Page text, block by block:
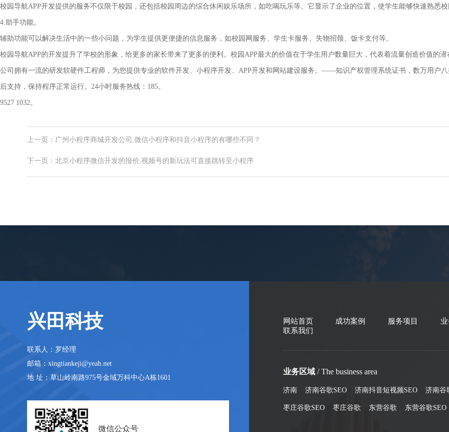
校园导航APP开发提供的服务不仅限于校园，还包括校园周边的综合休闲娱乐场所，如吃喝玩乐等。它显示了企业的位置，使学生能够快速熟悉
4.助手功能。
辅助功能可以解决生活中的一些小问题，为学生提供更便捷的信息服务，如校园网服务、学生卡服务、失物招领、饭卡支付等。
校园导航APP的开发提升了学校的形象，给更多的家长带来了更多的便利。校园APP最大的价值在于学生用户数量巨大，代表着流量创造价值的潜
公司拥有一流的研发软硬件工程师，为您提供专业的软件开发、小程序开发、APP开发和网站建设服务。——知识产权管理系统证书，数万用
后支持，保持程序正常运行。24小时服务热线：185。
9527 1032。
上一页：广州小程序商城开发公司,微信小程序和抖音小程序的有哪些不同？
下一页：北京小程序微信开发的报价,视频号的新玩法可直接跳转至小程序
兴田科技
联系人：罗经理
邮箱：xingtiankeji@yeah.net
地 址：草山岭南路975号金域万科中心A栋1601
微信公众号
网站首页 成功案例 服务项目
联系我们
业务区域/ The business area
济南 济南谷歌SEO 济南抖音短视频SEO 济南谷
枣庄谷歌SEO 枣庄谷歌 东营谷歌 东营谷歌SEO